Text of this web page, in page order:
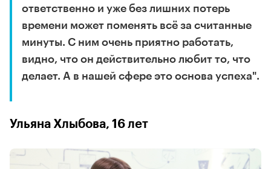
ответственно и уже без лишних потерь
времени может поменять всё за считанные
минуты. С ним очень приятно работать,
видно, что он действительно любит то, что
делает. А в нашей сфере это основа успеха".
Ульяна Хлыбова, 16 лет